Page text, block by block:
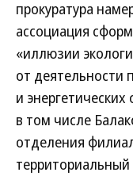
прокуратура
ассоциация
«иллюзии
от
и
в том числе
отделения